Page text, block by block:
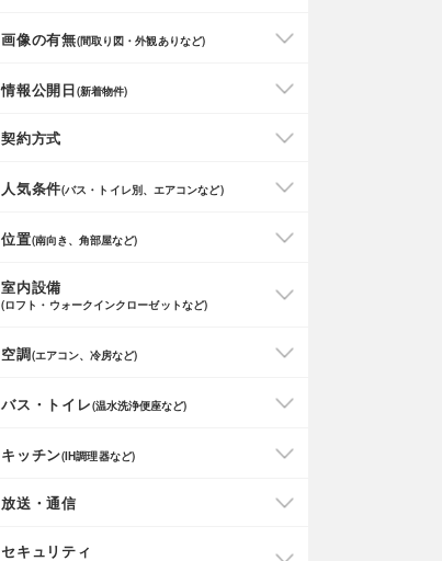
画像の有無(間取り図・外観ありなど)
情報公開日(新着物件)
契約方式
人気条件(バス・トイレ別、エアコンなど)
位置(南向き、角部屋など)
室内設備
(ロフト・ウォークインクローゼットなど)
空調(エアコン、冷房など)
バス・トイレ(温水洗浄便座など)
キッチン(IH調理器など)
放送・通信
セキュリティ